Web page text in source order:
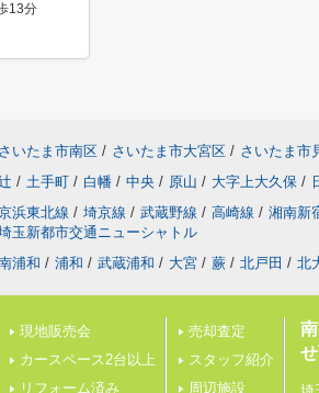
13分
さいたま市南区 / さいたま市大宮区 / さいたま市
/ 土手町 / 白幡 / 中央 / 原山 / 大字上大久保 /
浜東北線 / 埼京線 / 武蔵野線 / 高崎線 / 湘南新
玉新都市交通ニューシャトル
浦和 / 浦和 / 武蔵浦和 / 大宮 / 蕨 / 北戸田 / 北
現地販売会
カースペース2台以上
リフォーム済み
売却査定
スタッフ紹介
周辺施設